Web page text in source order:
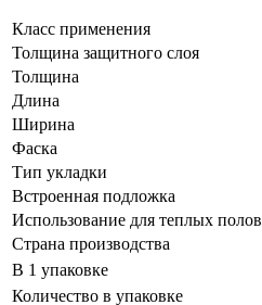
Класс применения
Толщина защитного слоя
Толщина
Длина
Ширина
Фаска
Тип укладки
Встроенная подложка
Использование для теплых полов
Страна производства
В 1 упаковке
Количество в упаковке